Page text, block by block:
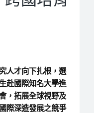
人才向下扎根，選
赴國際知名大學進
，拓展全球視野及
際深造發展之競爭